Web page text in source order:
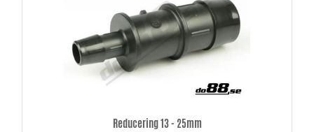
Reducering 13 - 25mm